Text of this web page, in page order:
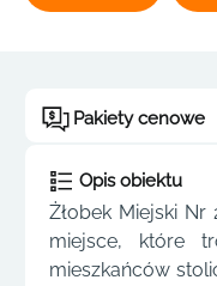
Pakiety cenowe
Opis obiektu
Żłobek Miejski
miejsce, które
mieszkańców